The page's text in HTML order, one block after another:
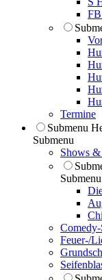
Termine
Submenu
Submenu
Shows
Submenu
Feuer-/